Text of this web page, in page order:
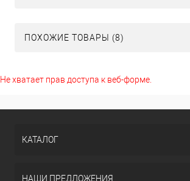
ПОХОЖИЕ ТОВАРЫ (8)
Не хватает прав доступа к веб-форме.
КАТАЛОГ
НАШИ ПРЕДЛОЖЕНИЯ